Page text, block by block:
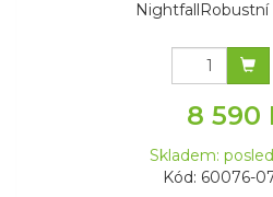
NightfallRobustní
8 590
Skladem:
Kód: 60076-